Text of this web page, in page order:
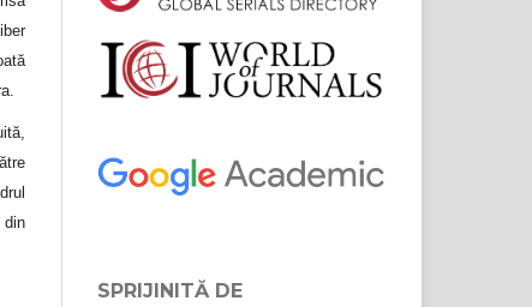
SPRIJINITĂ DE